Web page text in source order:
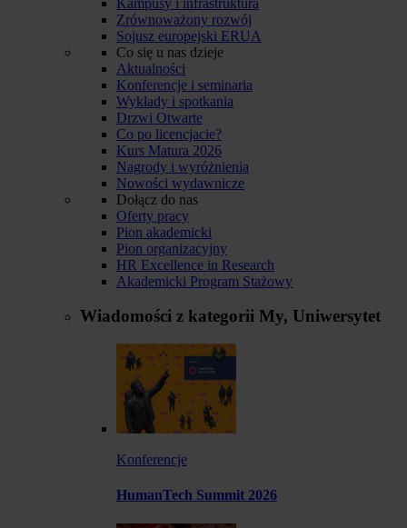
Zrównoważony rozwój
Sojusz europejski ERUA
Co się u nas dzieje
Aktualności
Konferencje i seminaria
Wykłady i spotkania
Drzwi Otwarte
Co po licencjacie?
Kurs Matura 2026
Nagrody i wyróżnienia
Nowości wydawnicze
Dołącz do nas
Oferty pracy
Pion akademicki
Pion organizacyjny
HR Excellence in Research
Akademicki Program Stażowy
Wiadomości z kategorii My, Uniwersytet
Konferencje
HumanTech Summit 2026